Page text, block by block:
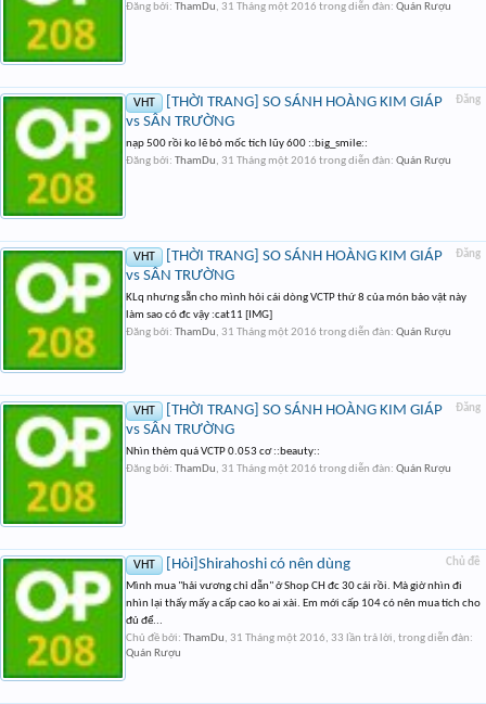
Đăng bởi: ThamDu, 31 Tháng một 2016 trong diễn đàn: Quán Rượu
Đăng
VHT
[THỜI TRANG] SO SÁNH HOÀNG KIM GIÁP
vs SÂN TRƯỜNG
nạp 500 rồi ko lẽ bỏ mốc tích lũy 600 ::big_smile::
Đăng bởi: ThamDu, 31 Tháng một 2016 trong diễn đàn: Quán Rượu
Đăng
VHT
[THỜI TRANG] SO SÁNH HOÀNG KIM GIÁP
vs SÂN TRƯỜNG
KLq nhưng sẵn cho mình hỏi cái dòng VCTP thứ 8 của món bảo vật này
làm sao có đc vậy :cat11 [IMG]
Đăng bởi: ThamDu, 31 Tháng một 2016 trong diễn đàn: Quán Rượu
Đăng
VHT
[THỜI TRANG] SO SÁNH HOÀNG KIM GIÁP
vs SÂN TRƯỜNG
Nhìn thèm quá VCTP 0.053 cơ ::beauty::
Đăng bởi: ThamDu, 31 Tháng một 2016 trong diễn đàn: Quán Rượu
Chủ đề
VHT [Hỏi]Shirahoshi có nên dùng
Mình mua "hải vương chỉ dẫn" ở Shop CH đc 30 cái rồi. Mà giờ nhìn đi
nhìn lại thấy mấy a cấp cao ko ai xài. Em mới cấp 104 có nên mua tích cho
đủ để...
Chủ đề bởi: ThamDu, 31 Tháng một 2016, 33 lần trả lời, trong diễn đàn:
Quán Rượu